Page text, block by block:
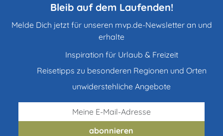
Bleib auf dem Laufenden!
Melde Dich jetzt für unseren mvp.de-Newsletter an und
erhalte
Inspiration für Urlaub & Freizeit
Reisetipps zu besonderen Regionen und Orten
unwiderstehliche Angebote
abonnieren